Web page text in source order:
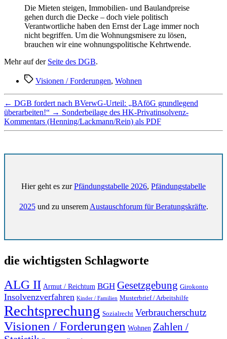
Die Mieten steigen, Immobilien- und Baulandpreise
gehen durch die Decke – doch viele politisch
Verantwortliche haben den Ernst der Lage immer noch
nicht begriffen. Um die Wohnungsmisere zu lösen,
brauchen wir eine wohnungspolitische Kehrtwende.
Mehr auf der Seite des DGB.
Schlagwörter
Visionen / Forderungen, Wohnen
← DGB fordert nach BVerwG-Urteil: „BAföG grundlegend
überarbeiten!“ → Sonderbeilage des HK-Privatinsolvenz-
Kommentars (Henning/Lackmann/Rein) als PDF
Hier geht es zurPfändungstabelle 2026, Pfändungstabelle
2025und zu unserem Austauschforum für Beratungskräfte.
die wichtigsten Schlagworte
ALG II Armut / Reichtum BGH Gesetzgebung Girokonto
Insolvenzverfahren Kinder / Familien Musterbrief / Arbeitshilfe
Rechtsprechung Sozialrecht Verbraucherschutz
Visionen / Forderungen Wohnen Zahlen /